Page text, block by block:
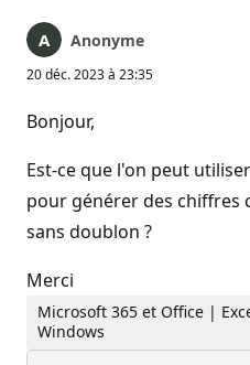
Anonyme
20 déc. 2023 à 23:35
Bonjour,
Est-ce que l'on peut
pour générer des chiffres
sans doublon ?
Merci
Microsoft 365 et Office |
Windows